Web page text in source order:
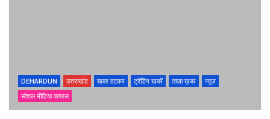
DEHARDUN उत्तराखंड खबर हटकर ट्रेंडिंग खबरें ताज़ा ख़बर
न्यूज़
सोशल मीडिया वायरल